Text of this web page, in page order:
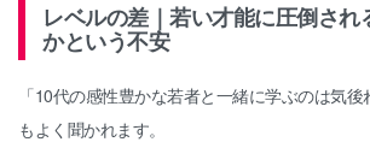
レベルの差｜若い才能に圧倒され
かという不安
「10代の感性豊かな若者と一緒に学ぶのは気
もよく聞かれます。